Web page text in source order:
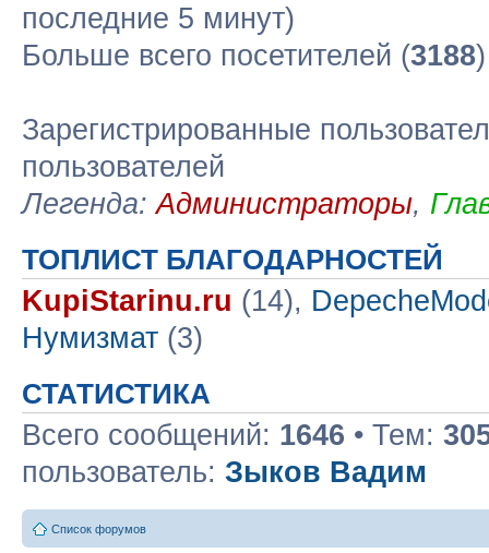
последние 5 минут)
Больше всего посетителей (3188
Зарегистрированные
пользователей
Легенда:Администраторы,
ТОПЛИСТ БЛАГОДАРНОСТЕЙ
KupiStarinu.ru (14),
Нумизмат (3)
СТАТИСТИКА
Всего сообщений: 1646 • Тем:
пользователь: Зыков Вадим
Список форумов